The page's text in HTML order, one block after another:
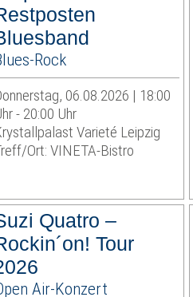
Rock
06.08.2026 | 18:00
- 20:00 Uhr
Varieté Leipzig
Ort: VINETA-Bistro
Quatro –
Tour
Air-Konzert